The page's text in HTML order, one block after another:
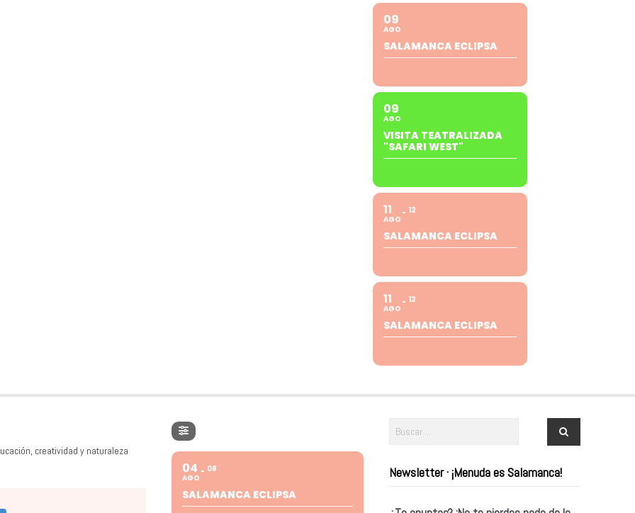
09
AGO
SALAMANCA ECLIPSA
09
AGO
VISITA TEATRALIZADA
"SAFARI WEST"
11
AGO
12
SALAMANCA ECLIPSA
11
AGO
12
SALAMANCA ECLIPSA
creatividad y naturaleza
04
AGO
08
SALAMANCA ECLIPSA
Newsletter · ¡Menuda es Salamanca!